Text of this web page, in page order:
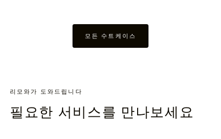
모든 수트케이스
리모와가 도와드립니다
필요한 서비스를 만나보세요